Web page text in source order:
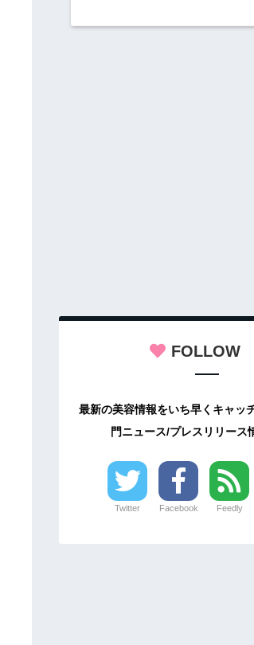
FOLLOW
最新の美容情報をいち早くキャッ
門ニュース/プレスリリース
Twitter Facebook Feedly